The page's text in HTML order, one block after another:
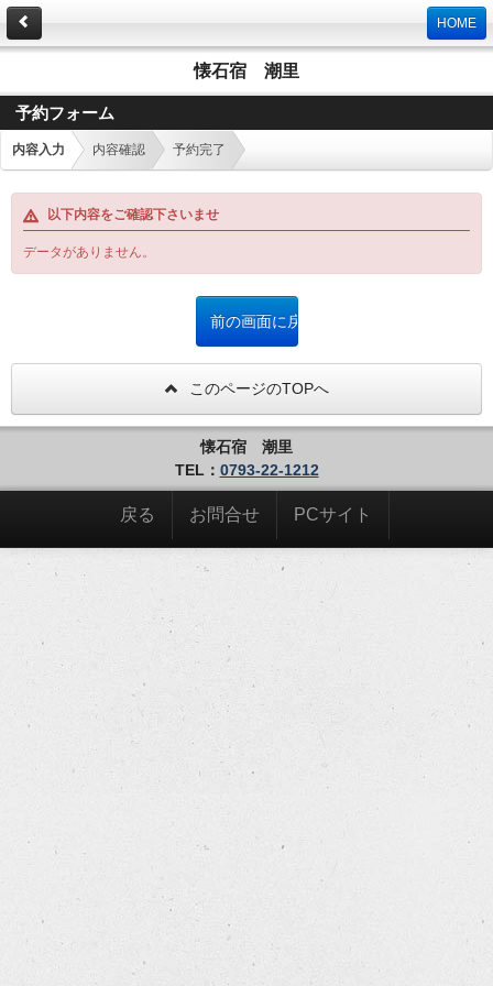
HOME
懐石宿 潮里
予約フォーム
内容入力 内容確認 予約完了
以下内容をご確認下さいませ
データがありません。
このページのTOPへ
懐石宿 潮里
TEL： 0793-22-1212
戻る お問合せ PCサイト